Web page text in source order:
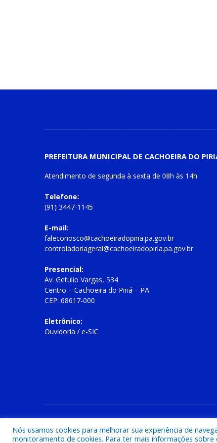
PREFEITURA MUNICIPAL DE CACHOEIRA DO
Atendimento de segunda à sexta de 08h às 14h
Telefone:
(91) 3447-1145
E-mail:
faleconosco@cachoeiradopiria.pa.gov.br
controladoriageral@cachoeiradopiria.pa.gov.br
Presencial:
Av. Getulio Vargas, 534
Centro – Cachoeira do Piriá – PA
CEP: 68617-000
Eletrônico:
Ouvidoria / e-SIC
Nós usamos cookies para melhorar sua experiência de
monitoramento de cookies. Para ter mais informações sobre